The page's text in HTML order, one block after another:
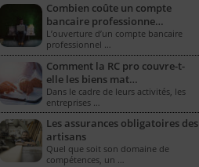
Combien coûte un compte
bancaire professionne…
L’ouverture d’un compte bancaire
professionnel …
Comment la RC pro couvre-t-
elle les biens mat…
Dans le cadre de leurs activités, les
entreprises …
Les assurances obligatoires des
artisans
Quel que soit son domaine de
compétences, un …